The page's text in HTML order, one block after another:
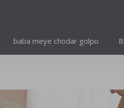
baba meye chodar golpo